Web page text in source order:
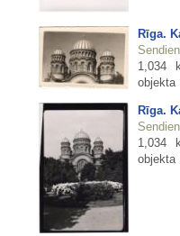
Rīga.
1,034
objekta
Rīga.
1,034
objekta